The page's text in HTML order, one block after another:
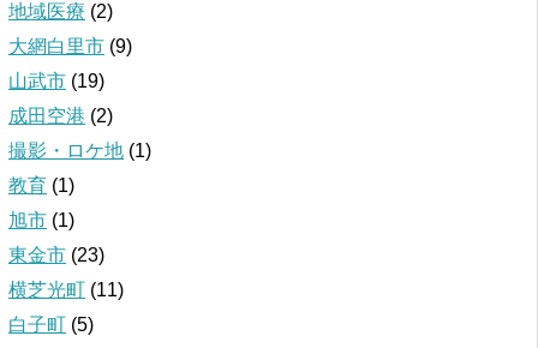
地域医療 (2)
大網白里市 (9)
山武市 (19)
成田空港 (2)
撮影・ロケ地 (1)
教育 (1)
旭市 (1)
東金市 (23)
横芝光町 (11)
白子町 (5)